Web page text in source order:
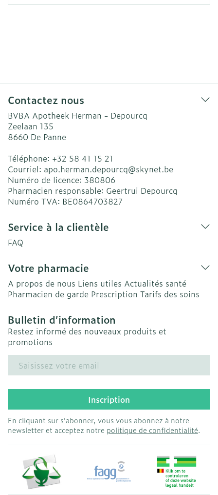
Contactez nous
BVBA Apotheek Herman - Depourcq
Zeelaan 135
8660 De Panne
Téléphone: +32 58 41 15 21
Courriel: apo.herman.depourcq@skynet.be
Numéro de licence: 380806
Pharmacien responsable: Geertrui Depourcq
Numéro TVA: BE0864703827
Service à la clientèle
FAQ
Votre pharmacie
A propos de nous Liens utiles Actualités santé
Pharmacien de garde Prescription Tarifs des soins
Bulletin d’information
Restez informé des nouveaux produits et
promotions
Adresse mail
Inscription
En cliquant sur s'abonner, vous vous abonnez à notre
newsletter et acceptez notre politique de confidentialité.